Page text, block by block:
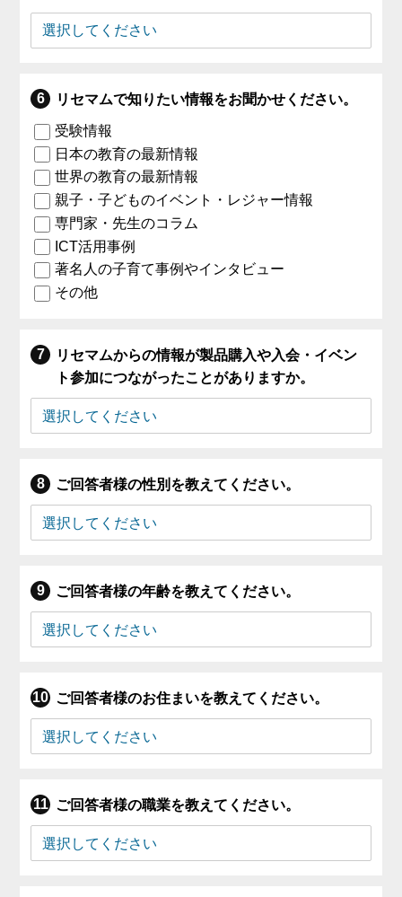
リセマムで知りたい情報をお聞かせください。
受験情報
日本の教育の最新情報
世界の教育の最新情報
親子・子どものイベント・レジャー情報
専門家・先生のコラム
ICT活用事例
著名人の子育て事例やインタビュー
その他
リセマムからの情報が製品購入や入会・イベン
ト参加につながったことがありますか。
ご回答者様の性別を教えてください。
ご回答者様の年齢を教えてください。
ご回答者様のお住まいを教えてください。
ご回答者様の職業を教えてください。